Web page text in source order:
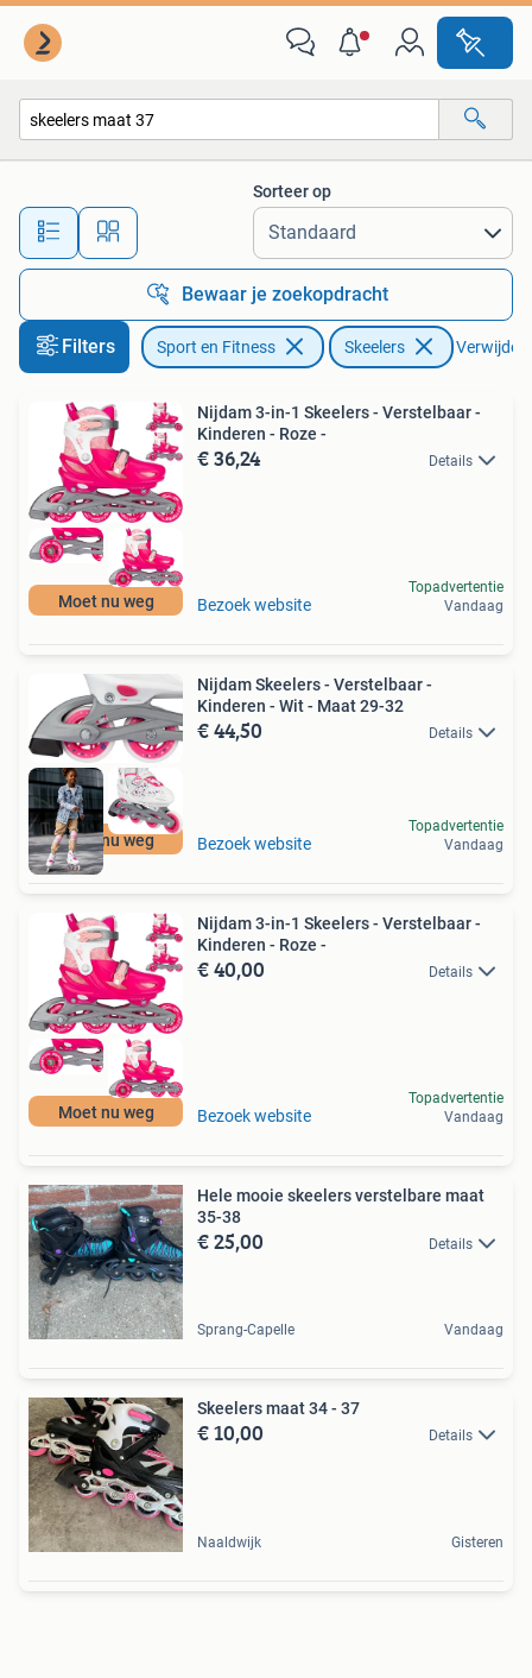
Alle afstanden…
Sorteer op
Bewaar je zoekopdracht
Filters Sport en Fitness Skeelers Verwijder
Moet nu weg
Nijdam 3-in-1 Skeelers - Verstelbaar -
Kinderen - Roze -
€ 36,24 Details
Bezoek website
Topadvertentie
Vandaag
Moet nu weg
Nijdam Skeelers - Verstelbaar -
Kinderen - Wit - Maat 29-32
€ 44,50 Details
Bezoek website
Topadvertentie
Vandaag
Moet nu weg
Nijdam 3-in-1 Skeelers - Verstelbaar -
Kinderen - Roze -
€ 40,00 Details
Bezoek website
Topadvertentie
Vandaag
Hele mooie skeelers verstelbare maat
35-38
€ 25,00 Details
Sprang-Capelle Vandaag
Skeelers maat 34 - 37
€ 10,00 Details
Naaldwijk Gisteren